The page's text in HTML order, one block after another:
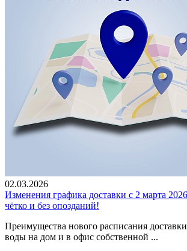
02.03.2026
Изменения графика доставки с 2 марта
чётко и без опозданий!
Преимущества нового расписания
воды на дом и в офис собственной ...